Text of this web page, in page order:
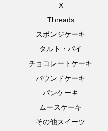
X
Threads
スポンジケーキ
タルト・パイ
チョコレートケーキ
パウンドケーキ
パンケーキ
ムースケーキ
その他スイーツ